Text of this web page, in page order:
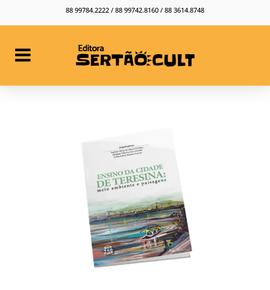
88 99784.2222 / 88 99742.8160 / 88 3614.8748